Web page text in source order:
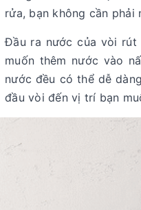
rửa, bạn không cần phải
Đầu ra nước của vòi rút
muốn thêm nước vào
nước đều có thể dễ
đầu vòi đến vị trí bạn